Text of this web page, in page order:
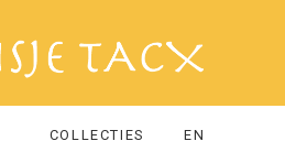
COLLECTIES EN